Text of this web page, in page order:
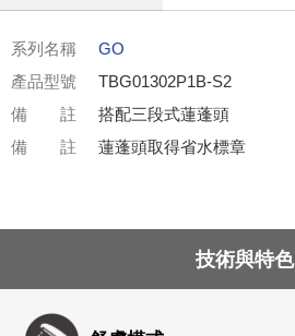
系列名稱
GO
產品型號
TBG01302P1B-S2
備 註
搭配三段式蓮蓬頭
備 註
蓮蓬頭取得省水標章
技術與特色